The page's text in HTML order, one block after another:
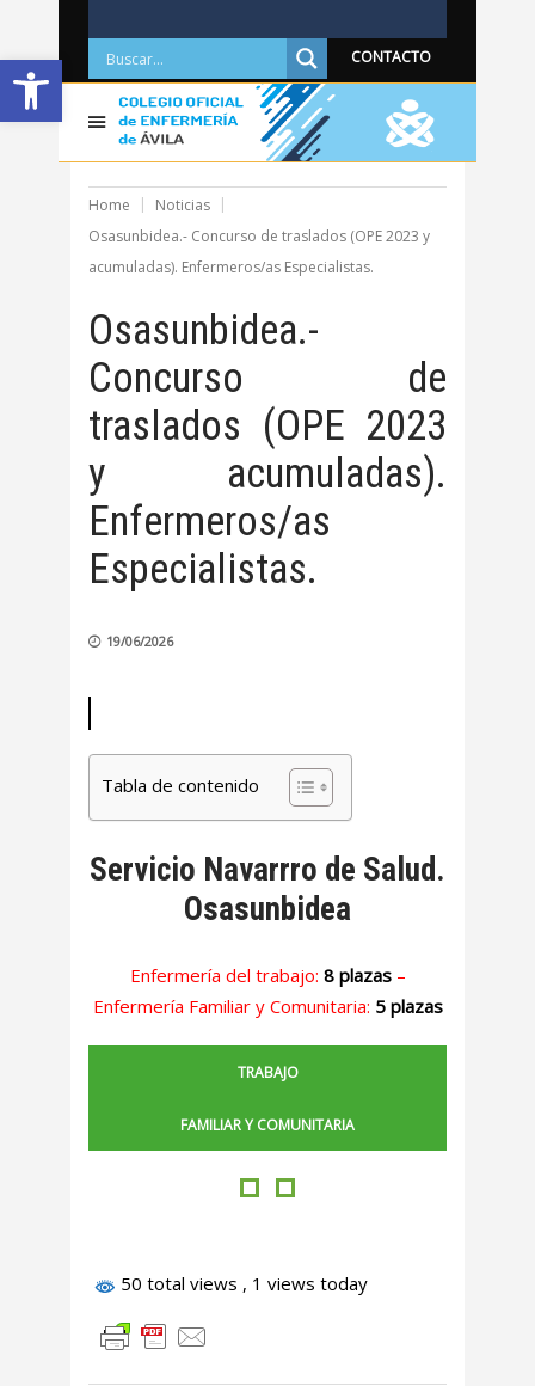
Abrir barra de herramientas CONTACTO
Home
Noticias
Osasunbidea.- Concurso de traslados (OPE 2023 y
acumuladas). Enfermeros/as Especialistas.
Osasunbidea.-
Concurso de
traslados (OPE 2023
y acumuladas).
Enfermeros/as
Especialistas.
19/06/2026
Tabla de contenido
Servicio Navarrro de Salud.
Osasunbidea
Enfermería del trabajo: 8 plazas–
Enfermería Familiar y Comunitaria: 5 plazas
TRABAJO
FAMILIAR Y COMUNITARIA
50 total views , 1 views today